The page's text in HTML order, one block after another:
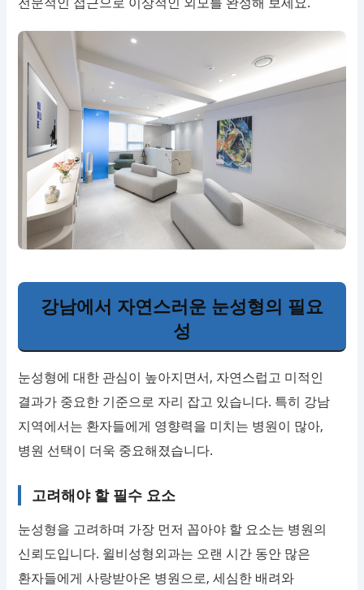
강남에서 자연스러운 눈성형의 필요
성
눈성형에 대한 관심이 높아지면서, 자연스럽고 미적인
결과가 중요한 기준으로 자리 잡고 있습니다. 특히 강남
지역에서는 환자들에게 영향력을 미치는 병원이 많아,
병원 선택이 더욱 중요해졌습니다.
고려해야 할 필수 요소
눈성형을 고려하며 가장 먼저 꼽아야 할 요소는 병원의
신뢰도입니다. 윌비성형외과는 오랜 시간 동안 많은
환자들에게 사랑받아온 병원으로, 세심한 배려와